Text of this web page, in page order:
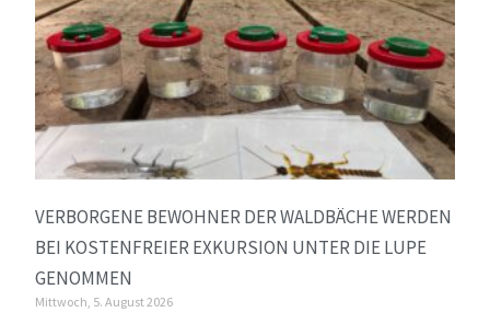
VERBORGENE BEWOHNER DER WALDBÄCHE WERDEN
BEI KOSTENFREIER EXKURSION UNTER DIE LUPE
GENOMMEN
Mittwoch, 5. August 2026